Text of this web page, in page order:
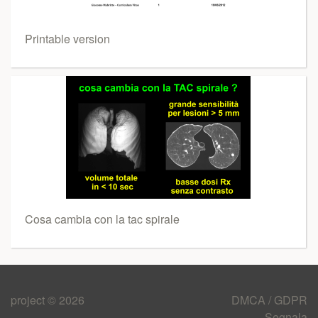
Printable version
Cosa cambia con la tac spirale
project © 2026
DMCA / GDPR